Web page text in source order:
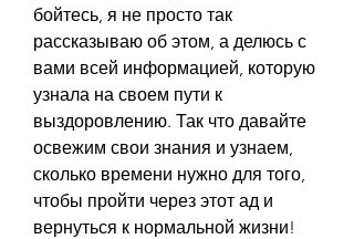
бойтесь, я не просто так
рассказываю об этом, а делюсь с
вами всей информацией, которую
узнала на своем пути к
выздоровлению. Так что давайте
освежим свои знания и узнаем,
сколько времени нужно для того,
чтобы пройти через этот ад и
вернуться к нормальной жизни!